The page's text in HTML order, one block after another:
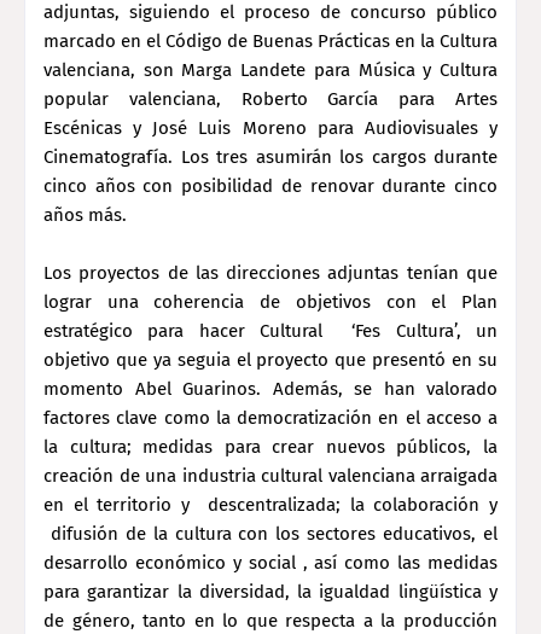
adjuntas, siguiendo el proceso de concurso público
marcado en el Código de Buenas Prácticas en la Cultura
valenciana, son Marga Landete para Música y Cultura
popular valenciana, Roberto García para Artes
Escénicas y José Luis Moreno para Audiovisuales y
Cinematografía. Los tres asumirán los cargos durante
cinco años con posibilidad de renovar durante cinco
años más.
Los proyectos de las direcciones adjuntas tenían que
lograr una coherencia de objetivos con el Plan
estratégico para hacer Cultural ‘Fes Cultura’, un
objetivo que ya seguia el proyecto que presentó en su
momento Abel Guarinos. Además, se han valorado
factores clave como la democratización en el acceso a
la cultura; medidas para crear nuevos públicos, la
creación de una industria cultural valenciana arraigada
en el territorio y descentralizada; la colaboración y
difusión de la cultura con los sectores educativos, el
desarrollo económico y social , así como las medidas
para garantizar la diversidad, la igualdad lingüística y
de género, tanto en lo que respecta a la producción